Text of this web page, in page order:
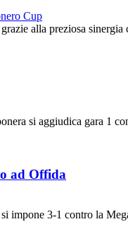
alla preziosa
si aggiudica gara 1
ad Offida
impone 3-1 contro la